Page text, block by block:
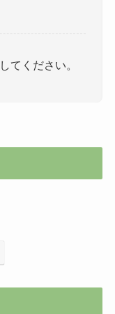
してください。